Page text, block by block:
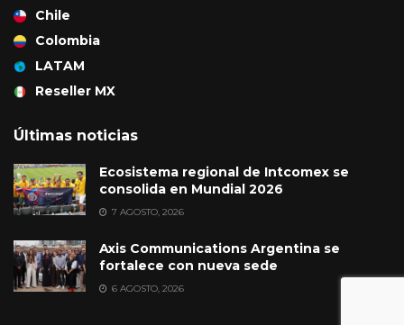
Chile
Colombia
LATAM
Reseller MX
Últimas noticias
Ecosistema regional de Intcomex se
consolida en Mundial 2026
7 AGOSTO, 2026
Axis Communications Argentina se
fortalece con nueva sede
6 AGOSTO, 2026